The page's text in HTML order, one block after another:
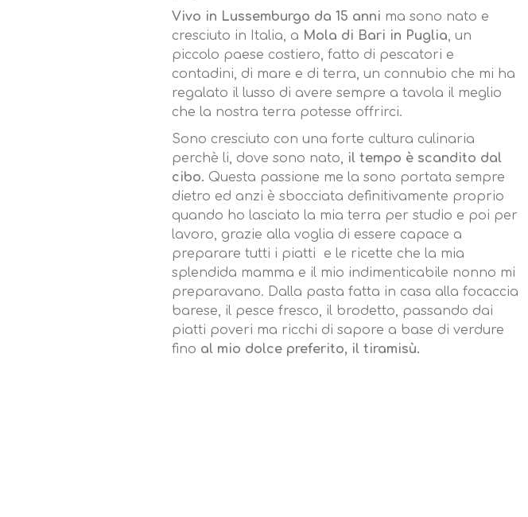
Vivo in Lussemburgo da 15 anni ma sono nato e
cresciuto in Italia, a Mola di Bari in Puglia, un
piccolo paese costiero, fatto di pescatori e
contadini, di mare e di terra, un connubio che mi ha
regalato il lusso di avere sempre a tavola il meglio
che la nostra terra potesse offrirci.
Sono cresciuto con una forte cultura culinaria
perchè li, dove sono nato, il tempo è scandito dal
cibo. Questa passione me la sono portata sempre
dietro ed anzi è sbocciata definitivamente proprio
quando ho lasciato la mia terra per studio e poi per
lavoro, grazie alla voglia di essere capace a
preparare tutti i piatti e le ricette che la mia
splendida mamma e il mio indimenticabile nonno mi
preparavano. Dalla pasta fatta in casa alla focaccia
barese, il pesce fresco, il brodetto, passando dai
piatti poveri ma ricchi di sapore a base di verdure
fino al mio dolce preferito, il tiramisù.